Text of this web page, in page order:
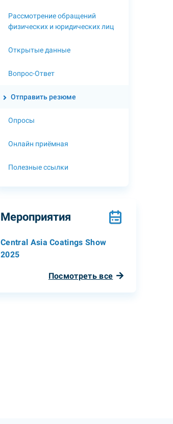
Рассмотрение обращений
физических и юридических лиц
Открытые данные
Вопрос-Ответ
Отправить резюме
Опросы
Онлайн приёмная
Полезные ссылки
Мероприятия
Central Asia Coatings Show
2025
Посмотреть все